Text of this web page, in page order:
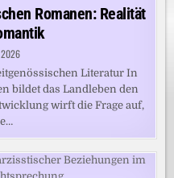
Romanen: Realität
Literatur In
bildet das Landleben den
wirft die Frage auf,